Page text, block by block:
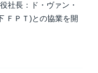
社長：ド・ヴァン・
ＦＰＴ)との協業を開